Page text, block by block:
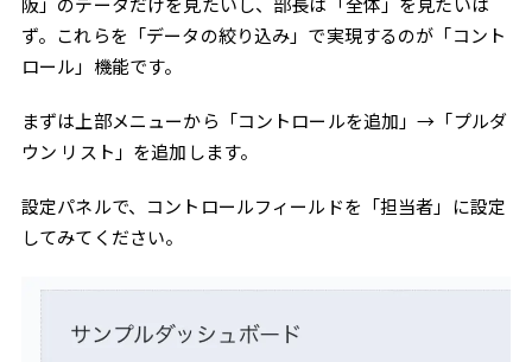
ず。これらを「データの絞り込み」で実現するのが「コント
ロール」機能です。
まずは上部メニューから「コントロールを追加」→「プルダ
ウン リスト」を追加します。
設定パネルで、コントロールフィールドを「担当者」に設定
してみてください。